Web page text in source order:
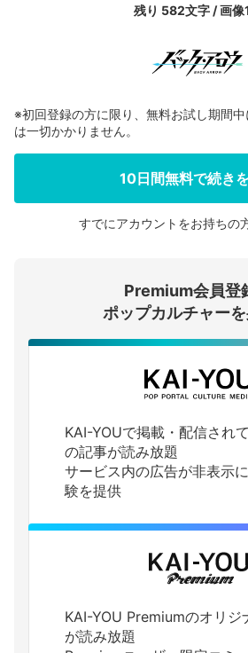
残り 582文字 / 画像
会員登録する
ログインする
※初回登録の方に限り、無料お試し期間
は一切かかりません。
10日間無料で続き
すでにアカウントをお持ちの
Premium会員登
ポップカルチャー
KAI-YOUで掲載・配信され
の記事が読み放題
サービス内の広告が非表示
験を提供
KAI-YOU Premiumのオリジ
が読み放題